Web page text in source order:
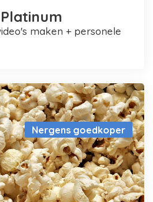
Nergens goedkoper